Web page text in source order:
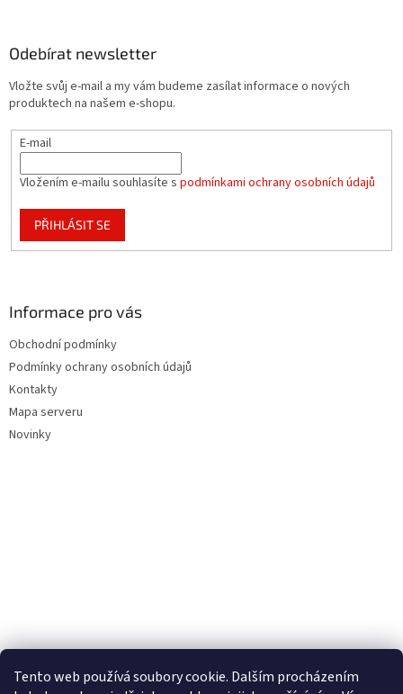
Tento web používá soubory cookie. Dalším procházením
Odebírat newsletter
Vložte svůj e-mail a my vám budeme zasílat informace o nových
produktech na našem e-shopu.
E-mail
Vložením e-mailu souhlasíte s podmínkami ochrany osobních údajů
PŘIHLÁSIT SE
Informace pro vás
Obchodní podmínky
Podmínky ochrany osobních údajů
Kontakty
Mapa serveru
Novinky